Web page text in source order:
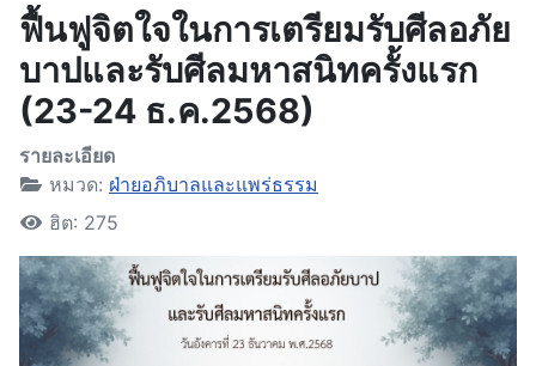
ฟื้นฟูจิตใจในการเตรียมรับศีลอภัย
บาปและรับศีลมหาสนิทครั้งแรก
(23-24 ธ.ค.2568)
รายละเอียด
หมวด: ฝ่ายอภิบาลและแพร่ธรรม
ฮิต: 275